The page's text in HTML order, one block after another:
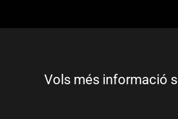
Vols més informació